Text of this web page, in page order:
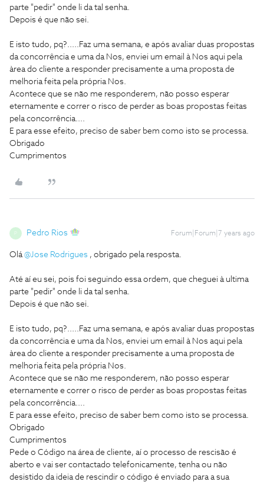
parte "pedir" onde li da tal senha.
Depois é que não sei.
E isto tudo, pq?.....Faz uma semana, e após avaliar duas propostas
da concorrência e uma da Nos, enviei um email à Nos aqui pela
àrea do cliente a responder precisamente a uma proposta de
melhoria feita pela própria Nos.
Acontece que se não me responderem, não posso esperar
eternamente e correr o risco de perder as boas propostas feitas
pela concorrência....
E para esse efeito, preciso de saber bem como isto se processa.
Obrigado
Cumprimentos
Pedro Rios Forum|Forum|7 years ago
Olá@Jose Rodrigues , obrigado pela resposta.
Até aí eu sei, pois foi seguindo essa ordem, que cheguei à ultima
parte "pedir" onde li da tal senha.
Depois é que não sei.
E isto tudo, pq?.....Faz uma semana, e após avaliar duas propostas
da concorrência e uma da Nos, enviei um email à Nos aqui pela
àrea do cliente a responder precisamente a uma proposta de
melhoria feita pela própria Nos.
Acontece que se não me responderem, não posso esperar
eternamente e correr o risco de perder as boas propostas feitas
pela concorrência....
E para esse efeito, preciso de saber bem como isto se processa.
Obrigado
Cumprimentos
Pede o Código na área de cliente, aí o processo de rescisão é
aberto e vai ser contactado telefonicamente, tenha ou não
desistido da ideia de rescindir o código é enviado para a sua